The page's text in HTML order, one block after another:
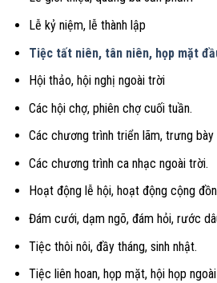
Lễ kỷ niệm, lễ thành lập
Tiệc tất niên, tân niên, họp mặt
Hội thảo, hội nghị ngoài trời
Các hội chợ, phiên chợ cuối tuần.
Các chương trình triển lãm, trưng bày
Các chương trình ca nhạc ngoài trời.
Hoạt động lễ hội, hoạt động cộng
Đám cưới, dạm ngõ, đám hỏi, rước
Tiệc thôi nôi, đầy tháng, sinh nhật.
Tiệc liên hoan, họp mặt, hội họp